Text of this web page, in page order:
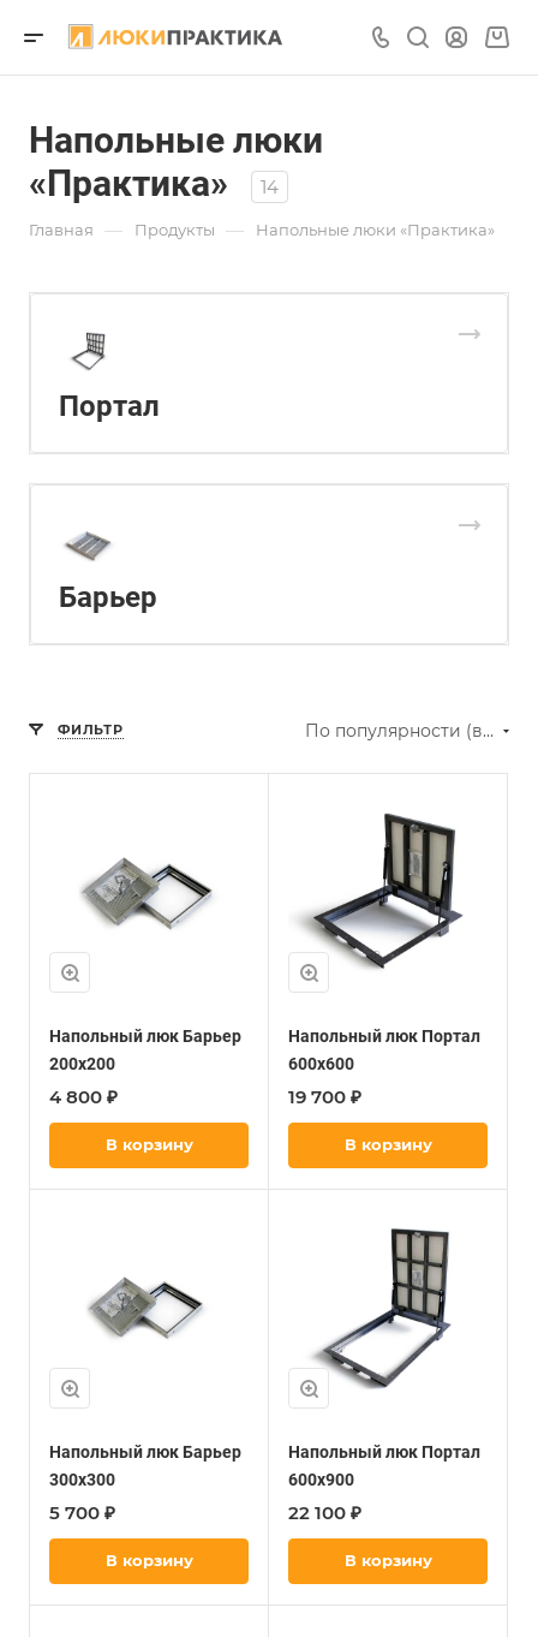
Напольные люки
«Практика»
14
Главная — Продукты — Напольные люки «Практика»
Портал
Барьер
ФИЛЬТР По популярности (возрастание)
Напольный люк Барьер
200х200
4 800 ₽
В корзину
Напольный люк Портал
600х600
19 700 ₽
В корзину
Напольный люк Барьер
300х300
5 700 ₽
В корзину
Напольный люк Портал
600х900
22 100 ₽
В корзину